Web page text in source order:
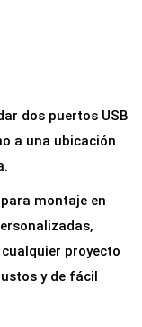
dos puertos USB
a una ubicación
montaje en
proyecto
y de fácil